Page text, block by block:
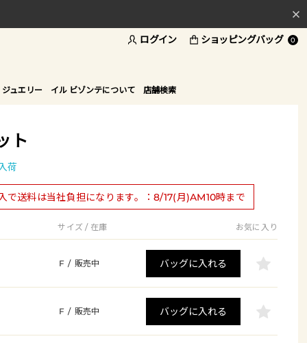
ログイン ショッピングバッグ 0
ュエリー イル ビゾンテについて 店舗検索
ト
荷
で送料は当社負担になります。：8/17(月)AM10時まで
サイズ / 在庫 お気に入り
F / 販売中 バッグに入れる
F / 販売中 バッグに入れる